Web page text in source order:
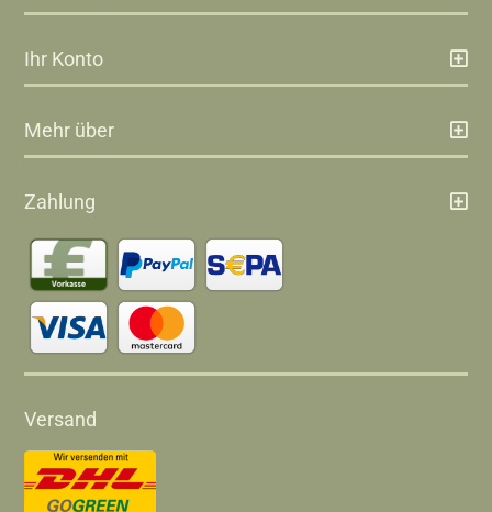
Ihr Konto
Mehr über
Zahlung
Versand